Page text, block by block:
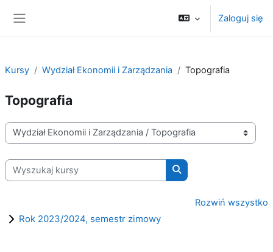
Zaloguj się
Kursy Wydział Ekonomii i Zarządzania Topografia
Topografia
Kategorie kursów
Wyszukaj kursy
Wyszukaj kursy
Rozwiń wszystko
Rok 2023/2024, semestr zimowy